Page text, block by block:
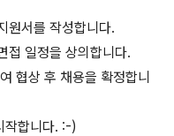
원서를 작성합니다.
접 일정을 상의합니다.
협상 후 채용을 확정합니
작합니다. :-)